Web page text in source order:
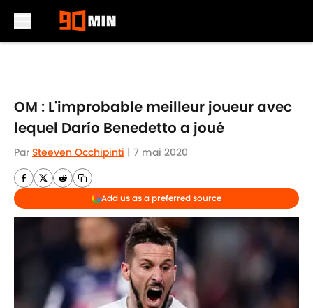
OM : L'improbable meilleur joueur avec
lequel Darío Benedetto a joué
Par Steeven Occhipinti | 7 mai 2020
Add us as a preferred source